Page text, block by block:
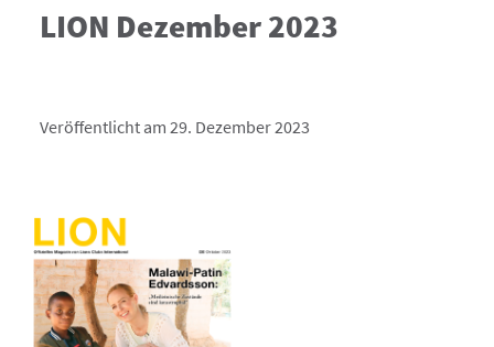
LION Dezember 2023
Veröffentlicht am 29. Dezember 2023